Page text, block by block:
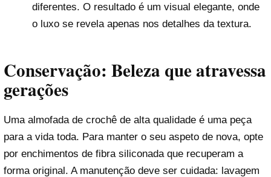
diferentes. O resultado é um visual elegante, onde
o luxo se revela apenas nos detalhes da textura.
Conservação: Beleza que atravessa
gerações
Uma almofada de crochê de alta qualidade é uma peça
para a vida toda. Para manter o seu aspeto de nova, opte
por enchimentos de fibra siliconada que recuperam a
forma original. A manutenção deve ser cuidada: lavagem